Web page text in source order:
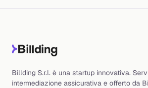
Billding S.r.l. è una startup innovativa.
intermediazione assicurativa e offerto da